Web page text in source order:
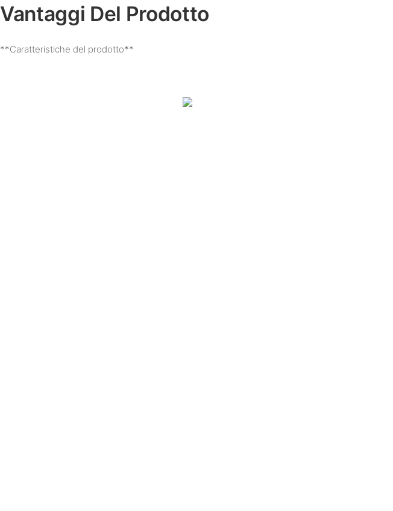
Vantaggi Del Prodotto
**Caratteristiche del prodotto**